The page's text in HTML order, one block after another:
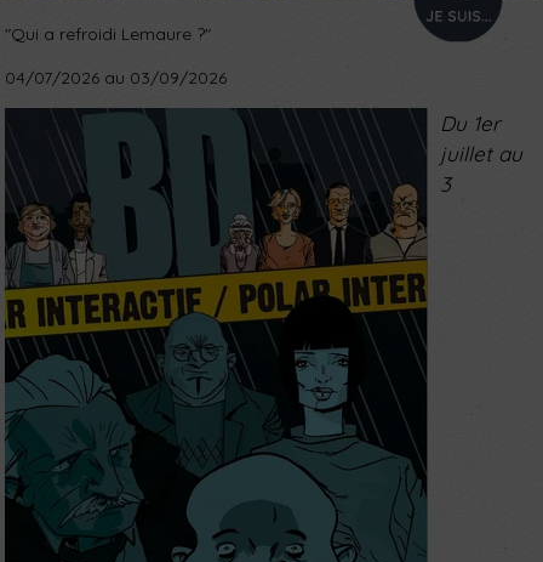
PROFIL
"Qui a refroidi Lemaure ?"
04/07/2026 au 03/09/2026
Du 1er
juillet au
3